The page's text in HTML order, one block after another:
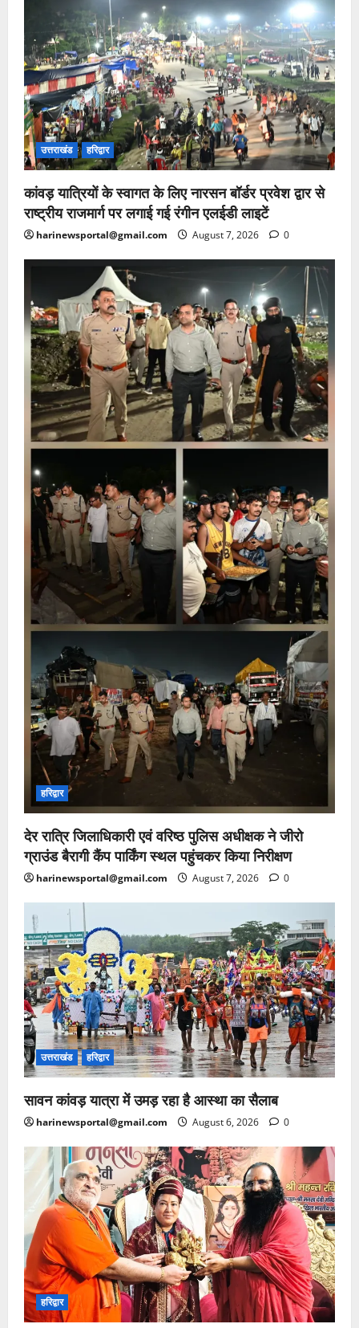
उत्तराखंड हरिद्वार
कांवड़ यात्रियों के स्वागत के लिए नारसन बॉर्डर प्रवेश द्वार से
राष्ट्रीय राजमार्ग पर लगाई गई रंगीन एलईडी लाइटें
harinewsportal@gmail.com August 7, 2026 0
हरिद्वार
देर रात्रि जिलाधिकारी एवं वरिष्ठ पुलिस अधीक्षक ने जीरो
ग्राउंड बैरागी कैंप पार्किंग स्थल पहुंचकर किया निरीक्षण
harinewsportal@gmail.com August 7, 2026 0
उत्तराखंड हरिद्वार
सावन कांवड़ यात्रा में उमड़ रहा है आस्था का सैलाब
harinewsportal@gmail.com August 6, 2026 0
हरिद्वार